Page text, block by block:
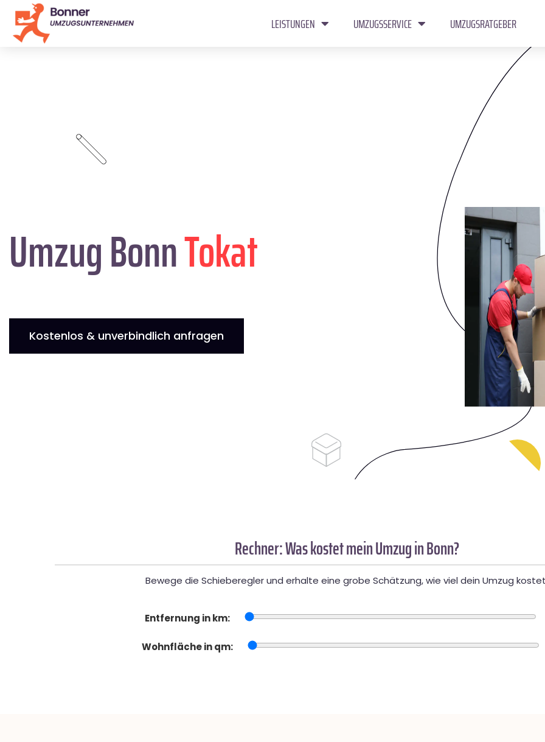
LEISTUNGEN UMZUGSSERVICE UMZUGSRATGEBER
Umzug BonnTokat
Kostenlos & unverbindlich anfragen
Rechner: Was kostet mein Umzug in Bonn?
Bewege die Schieberegler und erhalte eine grobe Schätzung, wie viel dein Umzug
Entfernung in km:
Wohnfläche in qm: